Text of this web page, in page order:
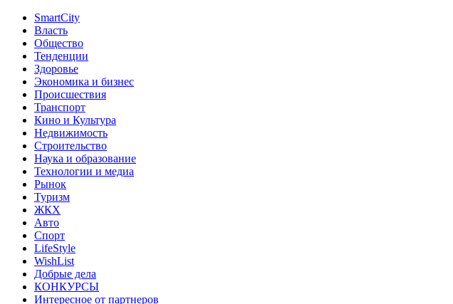
SmartCity
Власть
Общество
Тенденции
Здоровье
Экономика и бизнес
Происшествия
Транспорт
Кино и Культура
Недвижимость
Строительство
Наука и образование
Технологии и медиа
Рынок
Туризм
ЖКХ
Авто
Спорт
LifeStyle
WishList
Добрые дела
КОНКУРСЫ
Интересное от партнеров